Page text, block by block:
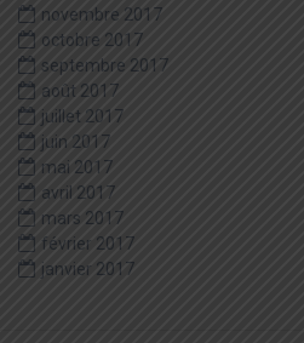
novembre 2017
octobre 2017
septembre 2017
août 2017
juillet 2017
juin 2017
mai 2017
avril 2017
mars 2017
février 2017
janvier 2017